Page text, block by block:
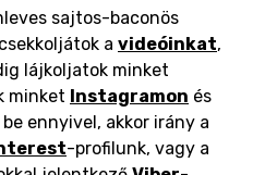
sajtos-baconös
a videóinkat,
lájkoljatok minket
minket Instagramon és
ennyivel, akkor irány a
-profilunk, vagy a